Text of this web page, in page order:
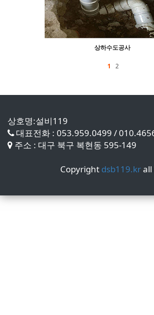
상하수도공사
1 2
상호명:설비119
대표전화 : 053.959.0499 /
주소 : 대구 북구 복현동 595-149
Copyright dsb119.kr